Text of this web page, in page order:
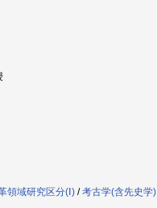
領域研究区分(Ⅰ) /考古学(含先史学)